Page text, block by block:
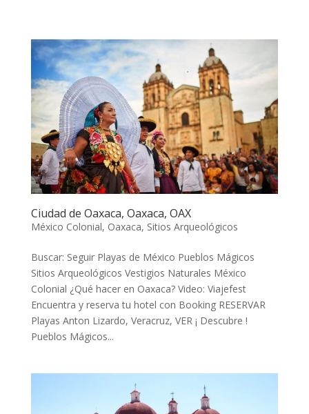
Ciudad de Oaxaca, Oaxaca, OAX
México Colonial, Oaxaca, Sitios Arqueológicos
Buscar: Seguir Playas de México Pueblos Mágicos
Sitios Arqueológicos Vestigios Naturales México
Colonial ¿Qué hacer en Oaxaca? Video: Viajefest
Encuentra y reserva tu hotel con Booking RESERVAR
Playas Anton Lizardo, Veracruz, VER ¡ Descubre !
Pueblos Mágicos...